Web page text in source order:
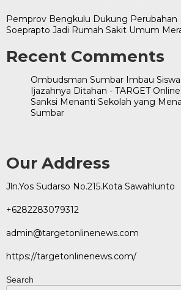
Pemprov Bengkulu Dukung Perubahan
Soeprapto Jadi Rumah Sakit Umum
Recent Comments
Ombudsman Sumbar Imbau
Ijazahnya Ditahan - TARGET
Sanksi Menanti Sekolah yang
Sumbar
Our Address
Jln.Yos Sudarso No.215.Kota Sawahlunto
+6282283079312
admin@targetonlinenews.com
https://targetonlinenews.com/
Search